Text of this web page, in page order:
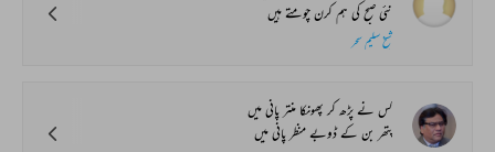
نئی صبح کی ہم کرن چومتے ہیں
شیخ سلیم سحر
کس نے پڑھ کر پھونکا منتر پانی میں
پتھر بن کے ڈوبے منظر پانی میں